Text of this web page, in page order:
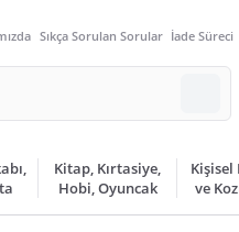
Sıkça Sorulan Sorular İade Süreci
Kitap, Kırtasiye,
Hobi, Oyuncak
Kişisel
ve